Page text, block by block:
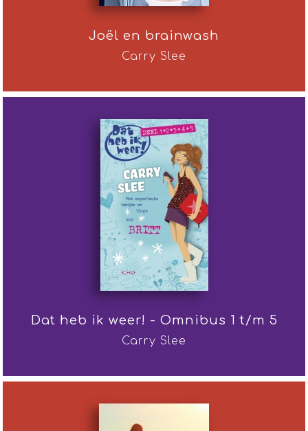
Joël en brainwash
Carry Slee
Dat heb ik weer! - Omnibus 1 t/m 5
Carry Slee